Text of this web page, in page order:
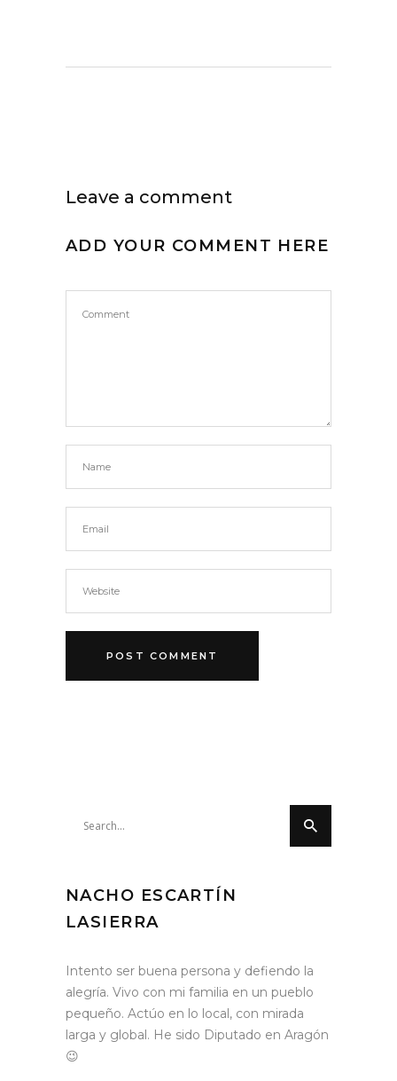
Leave a comment
ADD YOUR COMMENT HERE
NACHO ESCARTÍN
LASIERRA
Intento ser buena persona y defiendo la
alegría. Vivo con mi familia en un pueblo
pequeño. Actúo en lo local, con mirada
larga y global. He sido Diputado en Aragón
😉